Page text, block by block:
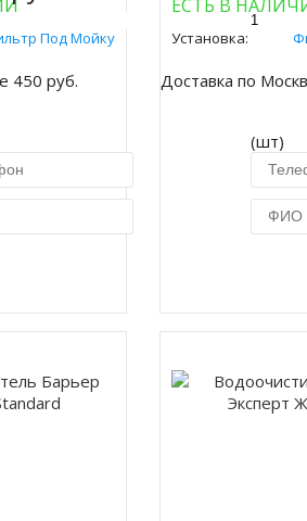
Под Мойку
450 руб.
ЕСТЬ В
Установка:
Доставка по
(шт)